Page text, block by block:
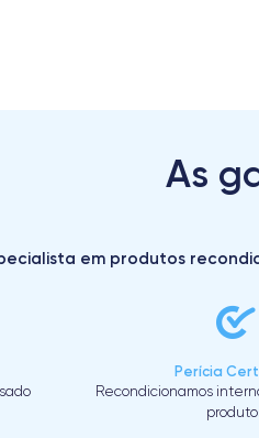
As
em produtos
Perícia
Recondicionamos